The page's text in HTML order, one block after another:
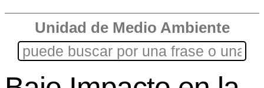
Unidad de Medio Ambiente